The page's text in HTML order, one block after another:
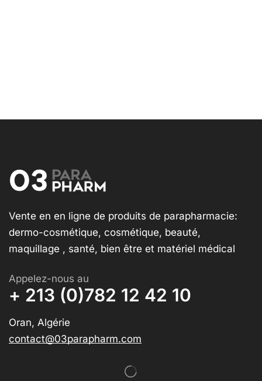
Vente en en ligne de produits de parapharmacie:
dermo-cosmétique, cosmétique, beauté,
maquillage , santé, bien être et matériel médical
Appelez-nous au
+ 213 (0)782 12 42 10
Oran, Algérie
contact@03parapharm.com